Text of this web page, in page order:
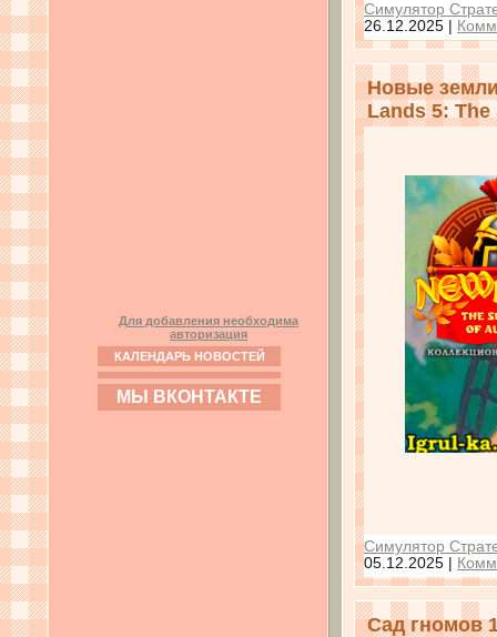
Для добавления необходима
авторизация
КАЛЕНДАРЬ НОВОСТЕЙ
МЫ ВКОНТАКТЕ
Симулятор
26.12.2025
Новые
Lands 5:
Симулятор
05.12.2025
Сад гномов